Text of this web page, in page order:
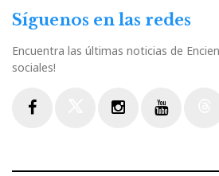
Síguenos en las redes
Encuentra las últimas noticias de
sociales!